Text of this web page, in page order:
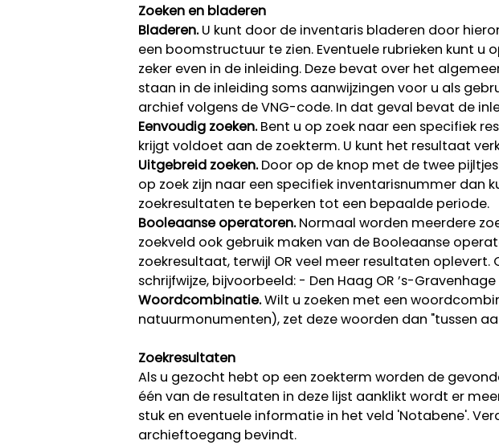
Zoeken en bladeren
Bladeren.U kunt door de inventaris bladeren door
een boomstructuur te zien. Eventuele rubrieken kunt u
zeker even in de inleiding. Deze bevat over het
staan in de inleiding soms aanwijzingen voor u als
archief volgens de VNG-code. In dat geval bevat de
Eenvoudig zoeken.Bent u op zoek naar een specifiek
krijgt voldoet aan de zoekterm. U kunt het resultaat
Uitgebreid zoeken.Door op de knop met de twee
op zoek zijn naar een specifiek inventarisnummer dan
zoekresultaten te beperken tot een bepaalde periode.
Booleaanse operatoren.Normaal worden meerdere
zoekveld ook gebruik maken van de Booleaanse
zoekresultaat, terwijl OR veel meer resultaten
schrijfwijze, bijvoorbeeld: - Den Haag OR ’s-
Woordcombinatie.Wilt u zoeken met een
natuurmonumenten), zet deze woorden dan "tussen
Zoekresultaten
Als u gezocht hebt op een zoekterm worden de
één van de resultaten in deze lijst aanklikt wordt er
stuk en eventuele informatie in het veld 'Notabene'.
archieftoegang bevindt.